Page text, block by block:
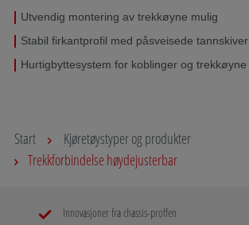
Utvendig montering av trekkøyne mulig
Stabil firkantprofil med påsveisede tannskiver
Hurtigbyttesystem for koblinger og trekkøyne
Start
Kjøretøystyper og produkter
Trekkforbindelse høydejusterbar
Innovasjoner fra chassis-proffen